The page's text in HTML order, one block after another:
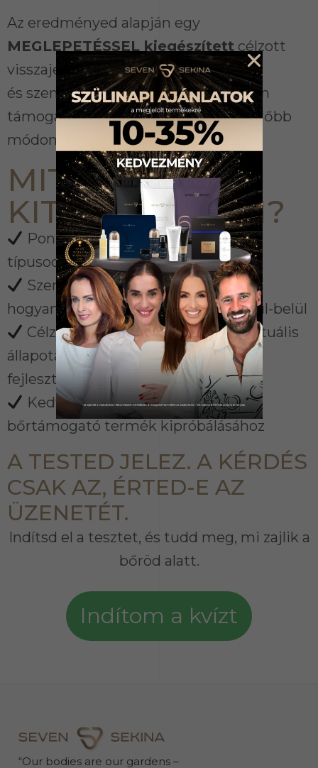
Az eredményed alapján egy
MEGLEPETÉSSEL kiegészített célzott
visszajelzést kapsz –
és személyre szabott ajánlást, hogyan
támogathatod a bőröd a legmegfelelőbb
módon.
MIT KAPSZ A
KITÖLTÉS UTÁN?
Pontos képet a saját narancsbőr
típusodról
Személyre szabott javaslatot arra,
hogyan támogathatod a bőröd – kívül-belül
Célzott termékajánlót, a bőröd aktuális
állapotához igazítva – tudományosan
fejlesztett formulákkal
Kedvezményt a kiválasztott
bőrtámogató termék kipróbálásához
A TESTED JELEZ. A KÉRDÉS
CSAK AZ, ÉRTED-E AZ
ÜZENETÉT.
Indítsd el a tesztet, és tudd meg, mi zajlik a
bőröd alatt.
Indítom a kvízt
“Our bodies are our gardens –